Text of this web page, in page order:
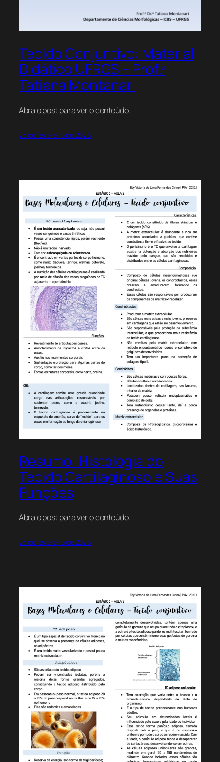
Tecido Conjuntivo: Material
Didático UFRGS – Prof.ª
Tatiana Montanari
Abra o post para ver o conteúdo.
23 de fevereiro de 2026
Resumo: Histologia do
Tecido Cartilaginoso e Suas
Funções
Abra o post para ver o conteúdo.
23 de fevereiro de 2026